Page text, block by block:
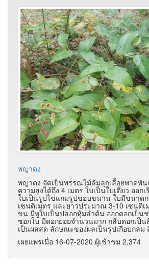
พญาดง
พญาดง จัดเป็นพรรณไม้ล้มลุกเลื้อยพาดพั
ความสูงได้ถึง 4 เมตร ใบเป็นใบเดี่ยว ออ
ใบเป็นรูปไข่แกมรูปขอบขนาน ใบมีขนาด
เซนติเมตร และยาวประมาณ 3-10 เซนติเ
ขน มีหูใบเป็นปลอกหุ้มลำต้น ออกดอกเป็น
ซอกใบ มีดอกย่อยจำนวนมาก กลีบดอกเป็
เป็นผลสด ลักษณะของผลเป็นรูปเกือบกลม
เผยแพร่เมื่อ 16-07-2020 ผู้เช้าชม 2,374